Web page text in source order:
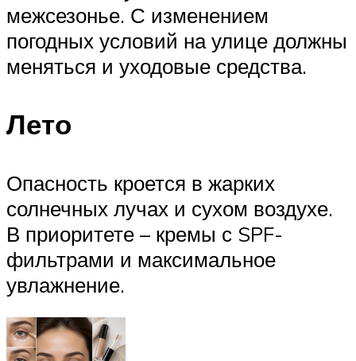
межсезонье. С изменением
погодных условий на улице должны
меняться и уходовые средства.
Лето
Опасность кроется в жарких
солнечных лучах и сухом воздухе.
В приоритете – кремы с SPF-
фильтрами и максимальное
увлажнение.